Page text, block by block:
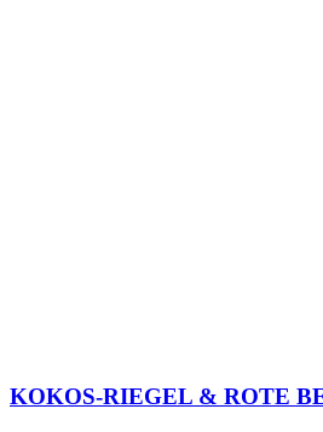
KOKOS-RIEGEL & ROTE